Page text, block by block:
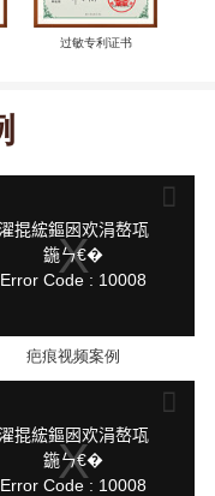
过敏专利证书
掍綋鏂囦欢涓嶅瓨
鍦ㄣ€�
Error Code : 10008
鍏
棴
獥
疤痕视频案例
掍綋鏂囦欢涓嶅瓨
鍦ㄣ€�
Error Code : 10008
鍏
棴